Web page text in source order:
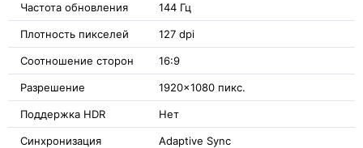
Частота обновления 144 Гц
Плотность пикселей 127 dpi
Соотношение сторон 16:9
Разрешение 1920x1080 пикс.
Поддержка HDR Нет
Синхронизация Adaptive Sync